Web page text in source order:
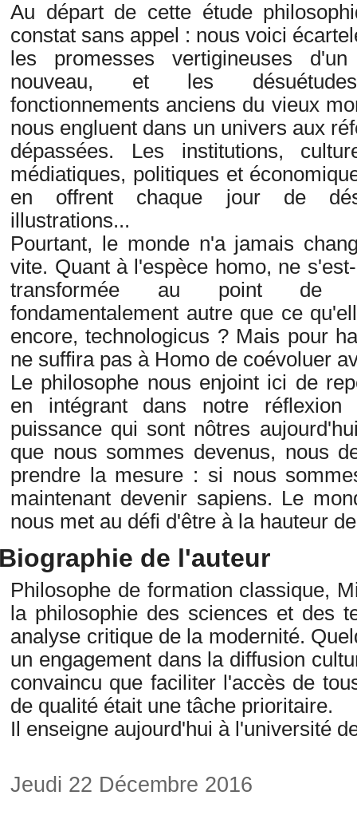
Au départ de cette étude
constat sans appel : nous voici
les promesses vertigineuses d'un
nouveau, et les
fonctionnements anciens du vieux
nous engluent dans un univers aux
dépassées. Les institutions,
médiatiques, politiques et
en offrent chaque jour de
illustrations...
Pourtant, le monde n'a jamais
vite. Quant à l'espèce homo, ne
transformée au point de
fondamentalement autre que ce
encore, technologicus ? Mais pour
ne suffira pas à Homo de coévoluer
Le philosophe nous enjoint ici de
en intégrant dans notre réflexion
puissance qui sont nôtres
que nous sommes devenus, nous
prendre la mesure : si nous
maintenant devenir sapiens. Le
nous met au défi d'être à la hauteur
de l'auteur
Philosophe de formation classique,
la philosophie des sciences et des
analyse critique de la modernité.
un engagement dans la diffusion
convaincu que faciliter l'accès de
de qualité était une tâche prioritaire.
Il enseigne aujourd'hui à l'université
Jeudi 22 Décembre 2016